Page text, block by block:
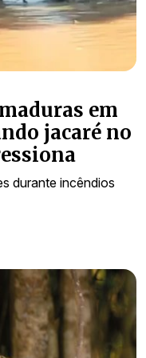
em
jacaré no
durante incêndios